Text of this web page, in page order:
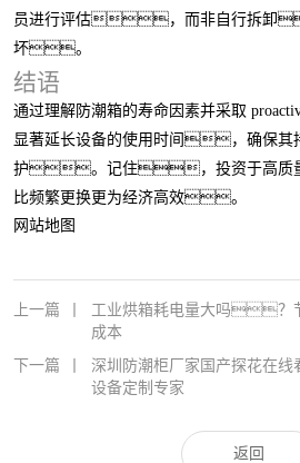
员进行评估，而非自行拆卸
坏。
结语
通过理解防潮箱的寿命因素并采取
显著延长设备的使用时间，确保其
护。记住，投资于高质
比频繁更换更为经济高效。
网站地图
上一篇
工业烘箱耗电量大吗？
成本
下一篇
深圳防潮柜厂家国产探花在
设备定制专家
返回